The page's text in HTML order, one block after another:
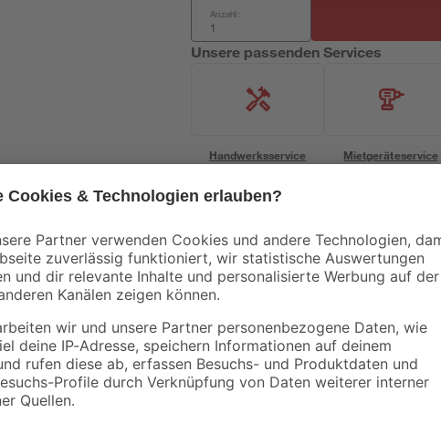
Anzahl:
Unsere passenden Services
Handwerksservice Mietgeräteservice
Aktion